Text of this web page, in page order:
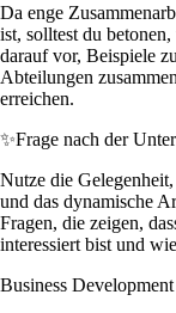
Da enge
ist, solltest du
darauf vor, Beispiele
Abteilungen
erreichen.
✨Frage nach der
Nutze die
und das dynamische
Fragen, die zeigen,
interessiert bist und
Business